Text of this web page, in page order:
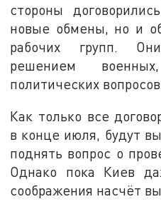
стороны
новые обмены, но и
рабочих групп.
решением
политических
Как только все
в конце июля, будут
поднять вопрос о
Однако пока Киев
соображения насчёт